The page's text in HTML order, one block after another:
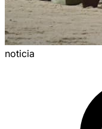
noticia